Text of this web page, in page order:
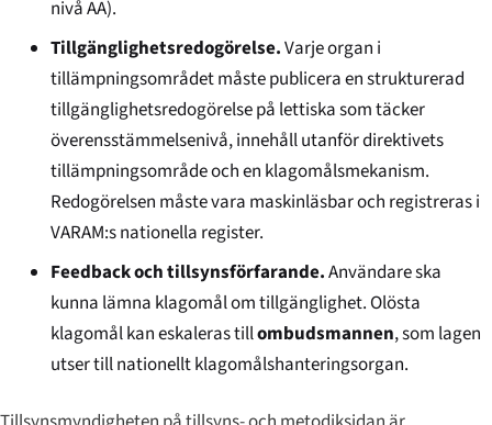
nivå AA).
Tillgänglighetsredogörelse.Varje organ i
tillämpningsområdet måste publicera en strukturerad
tillgänglighetsredogörelse på lettiska som täcker
överensstämmelsenivå, innehåll utanför direktivets
tillämpningsområde och en klagomålsmekanism.
Redogörelsen måste vara maskinläsbar och registreras i
VARAM:s nationella register.
Feedback och tillsynsförfarande.Användare ska
kunna lämna klagomål om tillgänglighet. Olösta
klagomål kan eskaleras tillombudsmannen, som lagen
utser till nationellt klagomålshanteringsorgan.